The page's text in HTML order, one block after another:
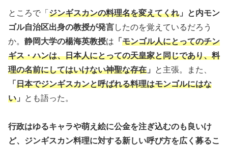
ところで「 ジンギスカンの料理名を変えてくれ 」と内モン
ゴル自治区出身の教授が発言したのを覚えているだろう
か。 静岡大学の楊海英教授は 「 モンゴル人にとってのチン
ギス・ハンは、日本人にとっての天皇家と同じであり、料
理の名前にしてはいけない神聖な存在 」
と主張。また、
「 日本でジンギスカンと呼ばれる料理はモンゴルにはな
い 」 とも語った。
行政はゆるキャラや萌え絵に公金を注ぎ込むのも良いけ
ど、ジンギスカン料理に対する新しい呼び方を広く募るこ